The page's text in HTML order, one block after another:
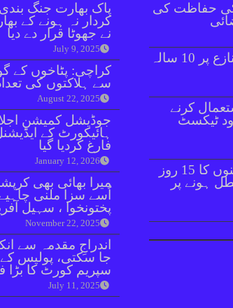
پاک بھارت جنگ
کردار نہ ہونے کے
نے جھوٹا قرار دے دیا
July 9, 2025
کراچی: پٹاخوں کے
سے ہلاکتوں کی تعداد 6
August 22, 2025
جوڈیشل کمیشن
ہائیکورٹ کے
فارغ کردیا گیا
January 12, 2026
میرا بھائی بھی
اُسے سزا ملنی
پختونخوا ، سہیل
November 22, 2025
اندراجِ مقدمہ سے
جا سکتی، پولیس کے
سپریم کورٹ کا بڑا
July 11, 2025
کی حفاظت کی
بااثر شخص نے معمولی تنازع پر 10 سالہ
کرنے
ٹیکسٹ
کراچی: لائنز ایریا کے مکینوں کا 15 روز
ہونے پر